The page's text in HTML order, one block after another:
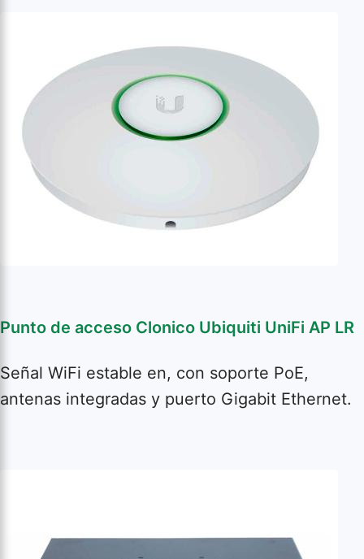
Punto de acceso Clonico Ubiquiti UniFi AP LR
Señal WiFi estable en, con soporte PoE,
antenas integradas y puerto Gigabit Ethernet.